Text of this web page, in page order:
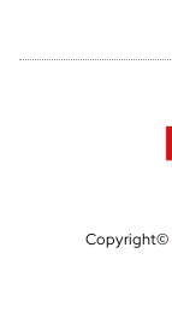
Copyright©